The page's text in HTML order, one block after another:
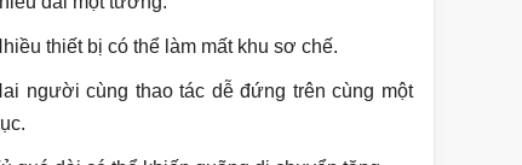
thiết bị có thể làm mất khu sơ chế.
người cùng thao tác dễ đứng trên cùng một